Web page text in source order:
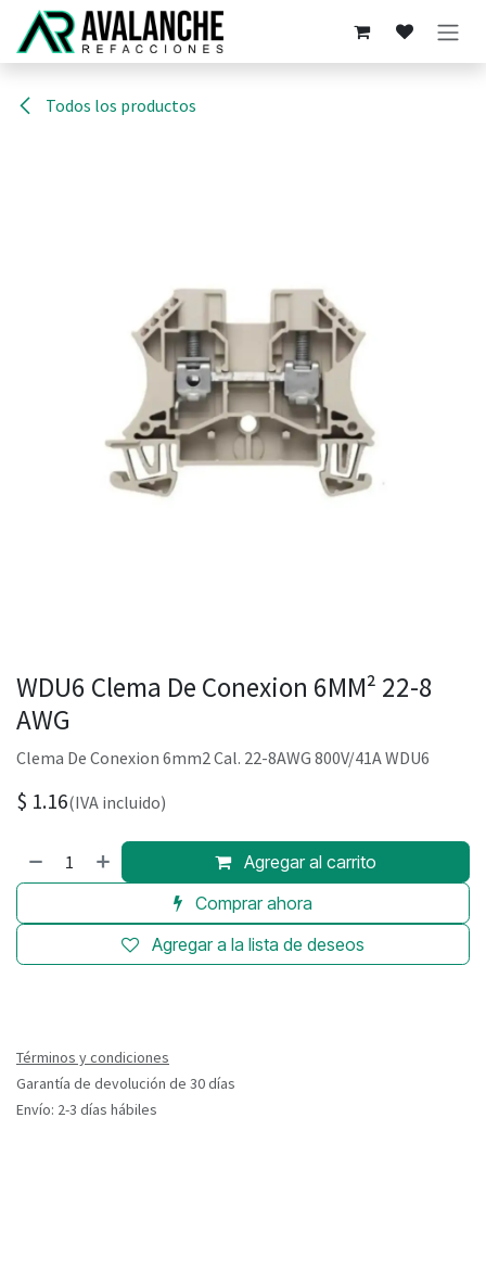
Ir al contenido
Todos los productos
WDU6 Clema De Conexion 6MM² 22-8
AWG
Clema De Conexion 6mm2 Cal. 22-8AWG 800V/41A WDU6
$ 1.16(IVA incluido)
Agregar al carrito
Comprar ahora
Agregar a la lista de deseos
Términos y condiciones
Garantía de devolución de 30 días
Envío: 2-3 días hábiles